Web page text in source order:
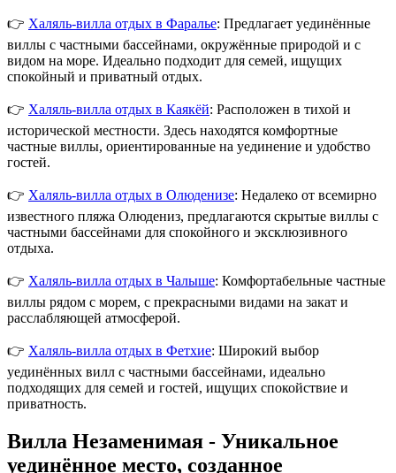
👉 Халяль-вилла отдых в Фаралье: Предлагает уединённые
виллы с частными бассейнами, окружённые природой и с
видом на море. Идеально подходит для семей, ищущих
спокойный и приватный отдых.
👉 Халяль-вилла отдых в Каякёй: Расположен в тихой и
исторической местности. Здесь находятся комфортные
частные виллы, ориентированные на уединение и удобство
гостей.
👉 Халяль-вилла отдых в Олюденизе: Недалеко от всемирно
известного пляжа Олюдениз, предлагаются скрытые виллы с
частными бассейнами для спокойного и эксклюзивного
отдыха.
👉 Халяль-вилла отдых в Чалыше: Комфортабельные частные
виллы рядом с морем, с прекрасными видами на закат и
расслабляющей атмосферой.
👉 Халяль-вилла отдых в Фетхие: Широкий выбор
уединённых вилл с частными бассейнами, идеально
подходящих для семей и гостей, ищущих спокойствие и
приватность.
Вилла Незаменимая - Уникальное
уединённое место, созданное